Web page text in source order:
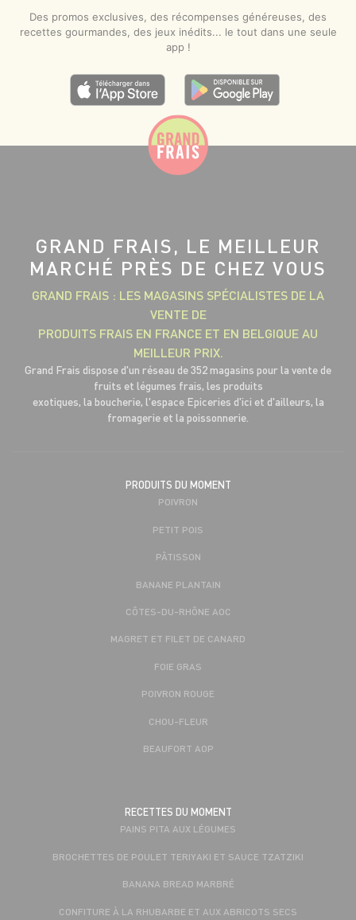
Des promos exclusives, des récompenses généreuses, des
recettes gourmandes, des jeux inédits... le tout dans une seule
app !
GRAND FRAIS, LE MEILLEUR
MARCHÉ PRÈS DE CHEZ VOUS
GRAND FRAIS : LES MAGASINS SPÉCIALISTES DE LA
VENTE DE
PRODUITS FRAIS EN FRANCE ET EN BELGIQUE AU
MEILLEUR PRIX.
Grand Frais dispose d'un réseau de 352 magasins pour la vente de
fruits et légumes frais, les produits
exotiques, la boucherie, l'espace Epiceries d'ici et d'ailleurs, la
fromagerie et la poissonnerie.
PRODUITS DU MOMENT
POIVRON
PETIT POIS
PÂTISSON
BANANE PLANTAIN
CÔTES-DU-RHÔNE AOC
MAGRET ET FILET DE CANARD
FOIE GRAS
POIVRON ROUGE
CHOU-FLEUR
BEAUFORT AOP
RECETTES DU MOMENT
PAINS PITA AUX LÉGUMES
BROCHETTES DE POULET TERIYAKI ET SAUCE TZATZIKI
BANANA BREAD MARBRÉ
CONFITURE À LA RHUBARBE ET AUX ABRICOTS SECS